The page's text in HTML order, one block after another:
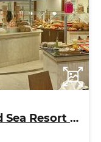
Crowne Plaza Jordan Dead Sea Resort & Spa 5*